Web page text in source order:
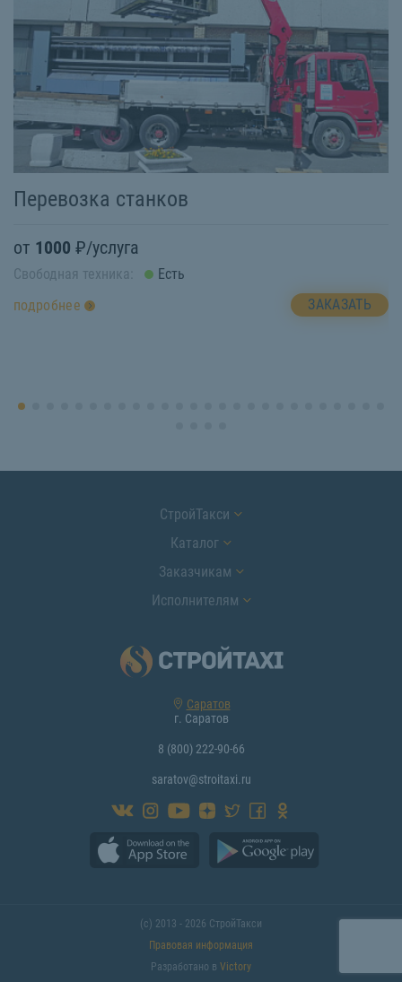
Перевозка станков
от 1000 ₽/услуга
Свободная техника:
Есть
подробнее
ЗАКАЗАТЬ
СтройТакси
Каталог
Заказчикам
Исполнителям
Саратов
г. Саратов
8 (800) 222-90-66
saratov@stroitaxi.ru
(с) 2013 - 2026 СтройТакси
Правовая информация
Разработано в Victory